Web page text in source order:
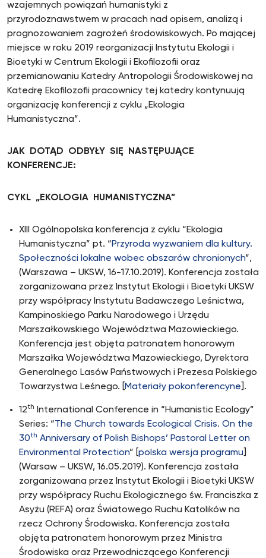
wzajemnych powiązań humanistyki z
przyrodoznawstwem w pracach nad opisem, analizą i
prognozowaniem zagrożeń środowiskowych. Po mającej
miejsce w roku 2019 reorganizacji Instytutu Ekologii i
Bioetyki w Centrum Ekologii i Ekofilozofii oraz
przemianowaniu Katedry Antropologii Środowiskowej na
Katedrę Ekofilozofii pracownicy tej katedry kontynuują
organizację konferencji z cyklu „Ekologia
Humanistyczna”.
JAK DOTĄD ODBYŁY SIĘ NASTĘPUJĄCE
KONFERENCJE:
CYKL „EKOLOGIA HUMANISTYCZNA”
XIII Ogólnopolska konferencja z cyklu “Ekologia
Humanistyczna” pt. “Przyroda wyzwaniem dla kultury.
Społeczności lokalne wobec obszarów chronionych”,
(Warszawa – UKSW, 16-17.10.2019). Konferencja została
zorganizowana przez Instytut Ekologii i Bioetyki UKSW
przy współpracy Instytutu Badawczego Leśnictwa,
Kampinoskiego Parku Narodowego i Urzędu
Marszałkowskiego Województwa Mazowieckiego.
Konferencja jest objęta patronatem honorowym
Marszałka Województwa Mazowieckiego, Dyrektora
Generalnego Lasów Państwowych i Prezesa Polskiego
Towarzystwa Leśnego. [Materiały pokonferencyne].
12th International Conference in “Humanistic Ecology”
Series: “The Church towards Ecological Crisis. On the
30th Anniversary of Polish Bishops’ Pastoral Letter on
Environmental Protection” [polska wersja programu]
(Warsaw – UKSW, 16.05.2019). Konferencja została
zorganizowana przez Instytut Ekologii i Bioetyki UKSW
przy współpracy Ruchu Ekologicznego św. Franciszka z
Asyżu (REFA) oraz Światowego Ruchu Katolików na
rzecz Ochrony Środowiska. Konferencja została
objęta patronatem honorowym przez Ministra
Środowiska oraz Przewodniczącego Konferencji